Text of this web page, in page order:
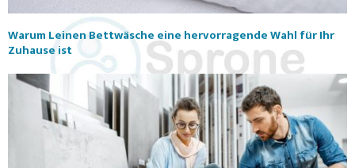
Warum Leinen Bettwäsche eine hervorragende Wahl für Ihr
Zuhause ist